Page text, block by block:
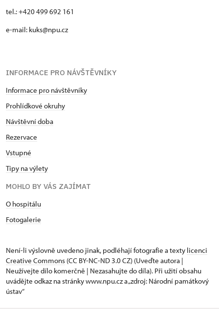
tel.: +420 499 692 161
e-mail: kuks@npu.cz
INFORMACE PRO NÁVŠTĚVNÍKY
Informace pro návštěvníky
Prohlídkové okruhy
Návštěvní doba
Rezervace
Vstupné
Tipy na výlety
MOHLO BY VÁS ZAJÍMAT
O hospitálu
Fotogalerie
Není-li výslovně uvedeno jinak, podléhají fotografie a texty licenci
Creative Commons (CC BY-NC-ND 3.0 CZ) (Uveďte autora |
Neužívejte dílo komerčně | Nezasahujte do díla). Při užití obsahu
uvádějte odkaz na stránky www.npu.cz a „zdroj: Národní památkový
ústav“